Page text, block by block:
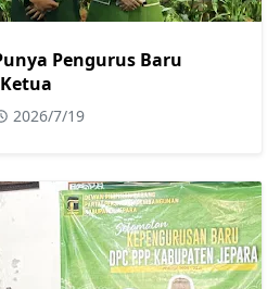
Pengurus Baru
2026/7/19